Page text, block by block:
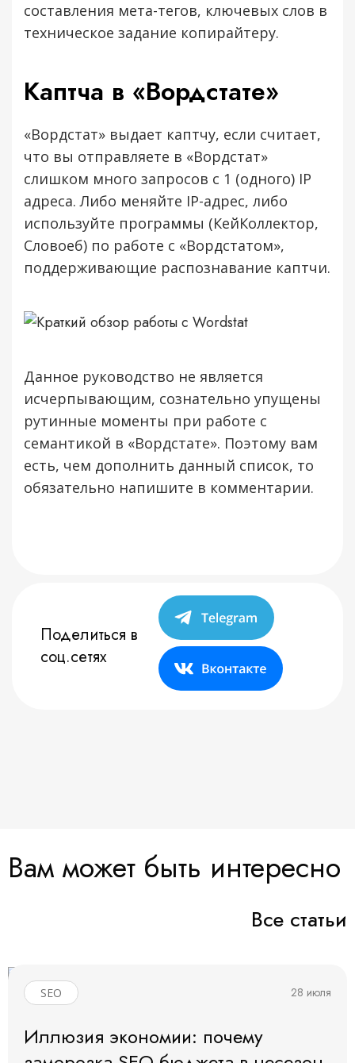
составления мета-тегов, ключевых слов в
техническое задание копирайтеру.
Каптча в «Вордстате»
«Вордстат» выдает каптчу, если считает,
что вы отправляете в «Вордстат»
слишком много запросов с 1 (одного) IP
адреса. Либо меняйте IP-адрес, либо
используйте программы (КейКоллектор,
Словоеб) по работе с «Вордстатом»,
поддерживающие распознавание каптчи.
Данное руководство не является
исчерпывающим, сознательно упущены
рутинные моменты при работе с
семантикой в «Вордстате». Поэтому вам
есть, чем дополнить данный список, то
обязательно напишите в комментарии.
Поделиться в
соц.сетях
Вам может быть интересно
Все статьи
SEO 28 июля
Иллюзия экономии: почему